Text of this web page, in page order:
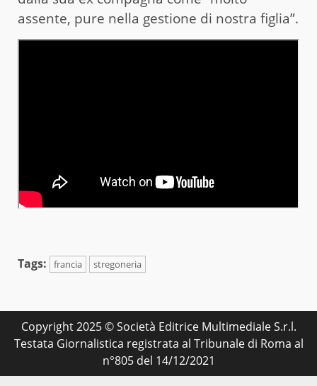
assente, pure nella gestione di nostra figlia”.
Tags: francia stregoneria
Copyright 2025 © Società Editrice Multimediale S.r.l.
Testata Giornalistica registrata al Tribunale di Roma al
n°805 del 14/12/2021